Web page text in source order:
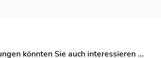
könnten Sie auch interessieren ...